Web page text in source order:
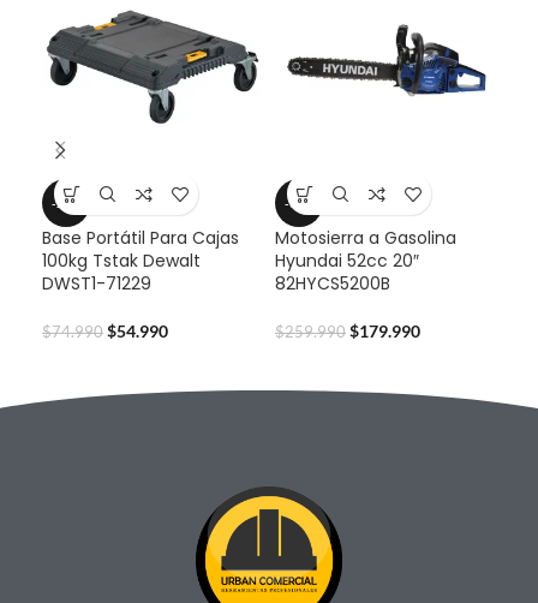
-27%
Base Portátil Para Cajas
100kg Tstak Dewalt
DWST1-71229
$74.990 $54.990
-31%
Motosierra a Gasolina
Hyundai 52cc 20″
82HYCS5200B
$259.990 $179.990